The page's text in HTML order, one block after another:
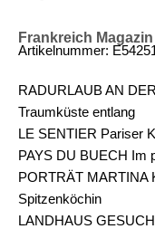
Frankreich
Artikelnummer:
RADURLAUB AN
Traumküste entlang
LE SENTIER Pariser
PAYS DU BUECH Im
PORTRÄT MARTINA
Spitzenköchin
LANDHAUS